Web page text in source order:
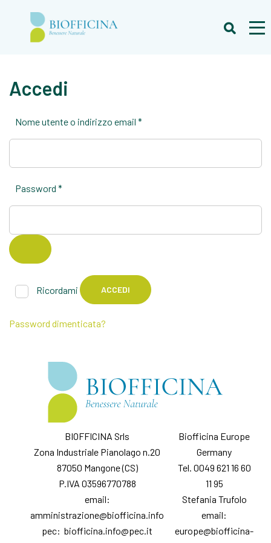
Accedi
Nome utente o indirizzo email *Richiesto
Password *Richiesto
Ricordami ACCEDI
Password dimenticata?
BIOFFICINA Srls
Zona Industriale Pianolago n.20
87050 Mangone (CS)
P.IVA 03596770788
email:
amministrazione@biofficina.info
pec: biofficina.info@pec.it
Biofficina Europe
Germany
Tel. 0049 621 16 60
11 95
Stefania Trufolo
email:
europe@biofficina-